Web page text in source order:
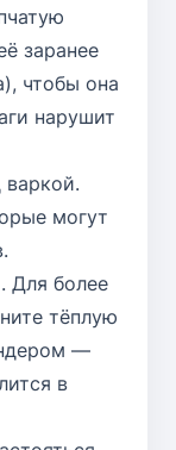
заранее
чтобы она
нарушит
могут
Для более
тёплую
—
в